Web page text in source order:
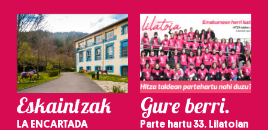
Eskaintzak
LA ENCARTADA
Gure berri.
Parte hartu 33. Lilatoian